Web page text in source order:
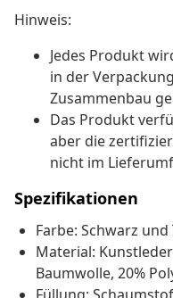
Hinweis:
Jedes Produkt
in der
Zusammenbau
Das Produkt
aber die
nicht im
Spezifikationen
Farbe: Schwarz
Material:
Baumwolle, 20%